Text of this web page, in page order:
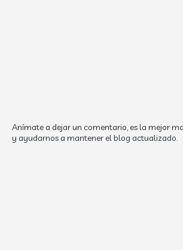
Anímate a dejar un comentario, es la mejor
y ayudarnos a mantener el blog actualizado.